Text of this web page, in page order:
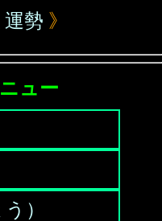
運勢 》
ュー
）